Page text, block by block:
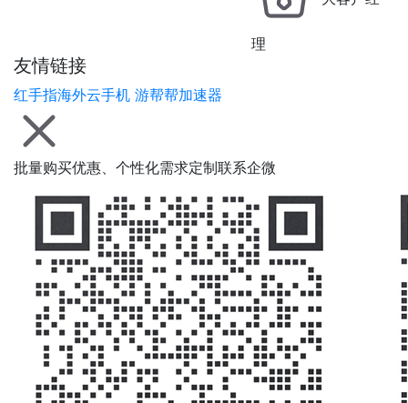
友情链接
红手指海外云手机 游帮帮加速器
理
批量购买优惠、个性化需求定制联系企微